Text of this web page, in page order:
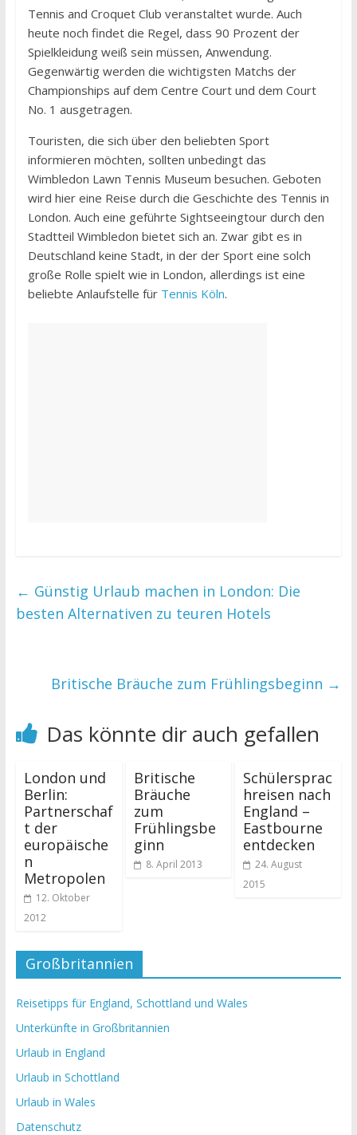
Tennis and Croquet Club veranstaltet wurde. Auch
heute noch findet die Regel, dass 90 Prozent der
Spielkleidung weiß sein müssen, Anwendung.
Gegenwärtig werden die wichtigsten Matchs der
Championships auf dem Centre Court und dem Court
No. 1 ausgetragen.
Touristen, die sich über den beliebten Sport
informieren möchten, sollten unbedingt das
Wimbledon Lawn Tennis Museum besuchen. Geboten
wird hier eine Reise durch die Geschichte des Tennis in
London. Auch eine geführte Sightseeingtour durch den
Stadtteil Wimbledon bietet sich an. Zwar gibt es in
Deutschland keine Stadt, in der der Sport eine solch
große Rolle spielt wie in London, allerdings ist eine
beliebte Anlaufstelle für Tennis Köln.
← Günstig Urlaub machen in London: Die
besten Alternativen zu teuren Hotels
Britische Bräuche zum Frühlingsbeginn →
Das könnte dir auch gefallen
London und
Berlin:
Partnerschaf
t der
europäische
n
Metropolen
12. Oktober
2012
Britische
Bräuche
zum
Frühlingsbe
ginn
8. April 2013
Schülersprac
hreisen nach
England –
Eastbourne
entdecken
24. August
2015
Großbritannien
Reisetipps für England, Schottland und Wales
Unterkünfte in Großbritannien
Urlaub in England
Urlaub in Schottland
Urlaub in Wales
Datenschutz